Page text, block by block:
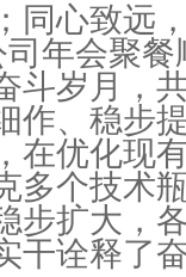
同心致远
司年会聚
斗岁月，
作、稳步
在优化现
多个技术
步扩大，
干诠释了